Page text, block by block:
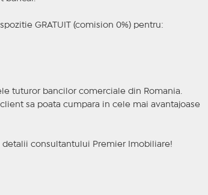
GRATUIT (comision 0%) pentru:
tuturor bancilor comerciale din Romania.
sa poata cumpara in cele mai avantajoase
consultantului Premier Imobiliare!